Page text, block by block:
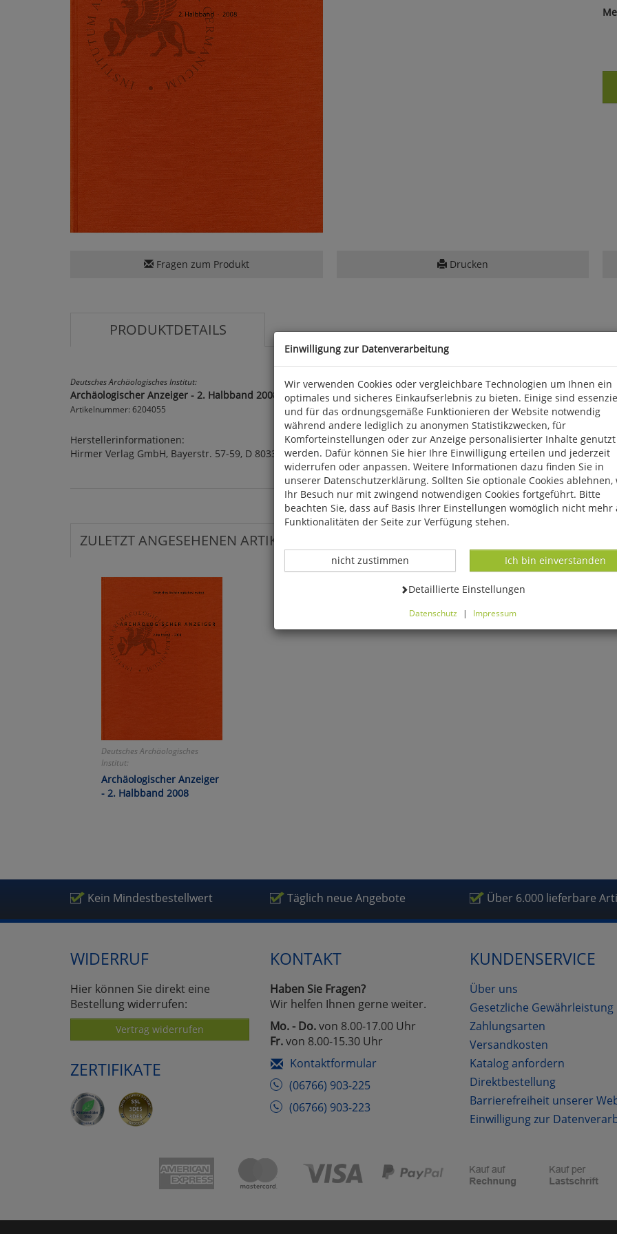
Fragen zum Produkt Drucken
PRODUKTDETAILS
Deutsches Archäologisches Institut:
Archäologischer Anzeiger - 2. Halbband 2008
Artikelnummer: 6204055
Herstellerinformationen:
Hirmer Verlag GmbH, Bayerstr. 57-59, D 80335 München, info@hirmerverlag.de
ZULETZT ANGESEHENEN ARTIKEL:
Deutsches Archäologisches
Institut:
Archäologischer Anzeiger
- 2. Halbband 2008
Kein Mindestbestellwert Täglich neue Angebote Über 6.000 lieferbare
WIDERRUF
Hier können Sie direkt eine
Bestellung widerrufen:
Vertrag widerrufen
ZERTIFIKATE
KONTAKT
Haben Sie Fragen?
Wir helfen Ihnen gerne weiter.
Mo. - Do.von 8.00-17.00 Uhr
Fr.von 8.00-15.30 Uhr
Kontaktformular
(06766) 903-225
(06766) 903-223
KUNDENSERVICE
Über uns
Gesetzliche Gewährleistung
Zahlungsarten
Versandkosten
Katalog anfordern
Direktbestellung
Barrierefreiheit unserer
Einwilligung zur
Einwilligung zur Datenverarbeitung
Wir verwenden Cookies oder vergleichbare Technologien um Ihnen ein
optimales und sicheres Einkaufserlebnis zu bieten. Einige sind
und für das ordnungsgemäße Funktionieren der Website notwendig
während andere lediglich zu anonymen Statistikzwecken, für
Komforteinstellungen oder zur Anzeige personalisierter Inhalte genutzt
werden. Dafür können Sie hier Ihre Einwilligung erteilen und jederzeit
widerrufen oder anpassen. Weitere Informationen dazu finden Sie in
unserer Datenschutzerklärung. Sollten Sie optionale Cookies ablehnen,
Ihr Besuch nur mit zwingend notwendigen Cookies fortgeführt. Bitte
beachten Sie, dass auf Basis Ihrer Einstellungen womöglich nicht mehr
Funktionalitäten der Seite zur Verfügung stehen.
Datenverarbeitung -
Ich bin einverstanden
Datenverarbeitung -
nicht zustimmen
Datenverarbeitung -
Detaillierte Einstellungen
Datenschutz | Impressum
Cookies ablehnen, wird Ihr Besuch nur mit zwingend notwendigen
Cookies
Alle Akzeptieren Cookies
Einstellungen speichern
zurückzu Haupptseite Zustimmung